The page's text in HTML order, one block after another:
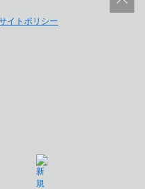
イトポリシー